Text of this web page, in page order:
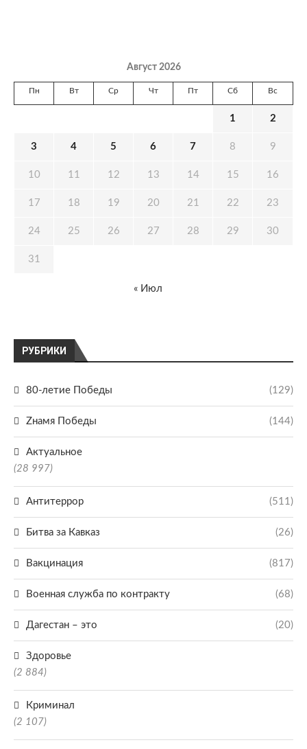
РУБРИКИ
80-летие Победы (129)
Zнамя Победы (144)
Актуальное
(28 997)
Антитеррор (511)
Битва за Кавказ (26)
Вакцинация (817)
Военная служба по контракту (68)
Дагестан – это (20)
Здоровье
(2 884)
Криминал
(2 107)
Август 2026
Пн Вт Ср Чт Пт Сб Вс
1 2
3 4 5 6 7 8 9
10 11 12 13 14 15 16
17 18 19 20 21 22 23
24 25 26 27 28 29 30
31
« Июл